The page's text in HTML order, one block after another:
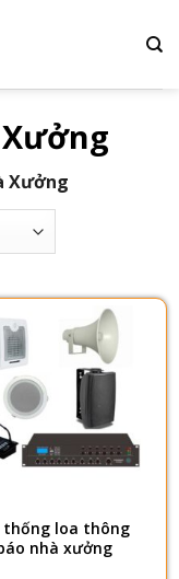
Xưởng
thống loa thông
nhà xưởng